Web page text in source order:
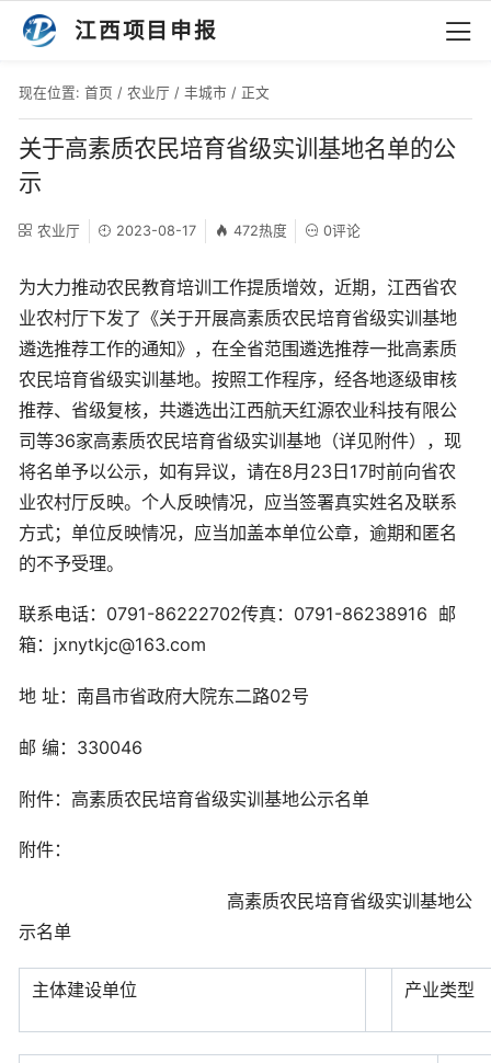
江西项目申报
现在位置: 首页 / 农业厅 / 丰城市 / 正文
关于高素质农民培育省级实训基地名单的公
示
农业厅 2023-08-17 472热度 0评论
为大力推动农民教育培训工作提质增效，近期，江西省农
业农村厅下发了《关于开展高素质农民培育省级实训基地
遴选推荐工作的通知》，在全省范围遴选推荐一批高素质
农民培育省级实训基地。按照工作程序，经各地逐级审核
推荐、省级复核，共遴选出江西航天红源农业科技有限公
司等36家高素质农民培育省级实训基地（详见附件），现
将名单予以公示，如有异议，请在8月23日17时前向省农
业农村厅反映。个人反映情况，应当签署真实姓名及联系
方式；单位反映情况，应当加盖本单位公章，逾期和匿名
的不予受理。
联系电话：0791-86222702传真：0791-86238916 邮
箱：jxnytkjc@163.com
地 址：南昌市省政府大院东二路02号
邮 编：330046
附件：高素质农民培育省级实训基地公示名单
附件：
高素质农民培育省级实训基地公
示名单
主体建设单位 产业类型